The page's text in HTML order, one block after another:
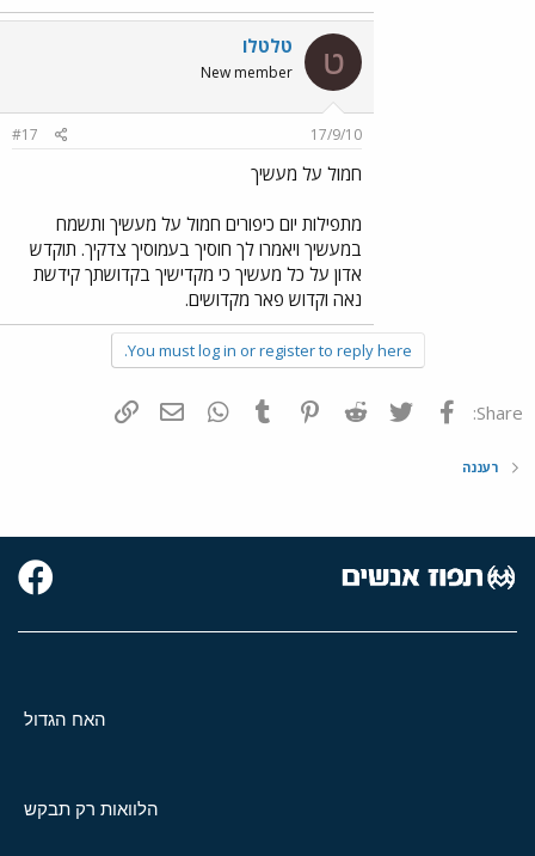
ט טלטלו
New member
17/9/10
#17
חמול על מעשיך
מתפילות יום כיפורים חמול על מעשיך ותשמח
במעשיך ויאמרו לך חוסיך בעמוסיך צדקיך. תוקדש
אדון על כל מעשיך כי מקדישיך בקדושתך קידשת
נאה וקדוש פאר מקדושים.
You must log in or register to reply here.
Share: פייסבוק Twitter
Reddit
Pinterest
Tumblr
WhatsAppדואר אלקטרוני
רעננה
האח הגדול
הלוואות רק תבקש